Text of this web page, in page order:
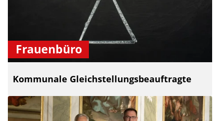
Frauenbüro
Kommunale Gleichstellungsbeauftragte